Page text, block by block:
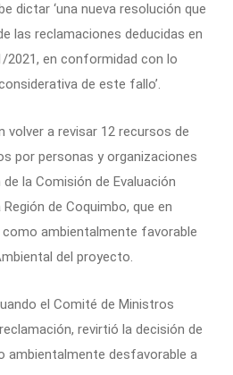
dictar ‘una nueva resolución que
las reclamaciones deducidas en
2021, en conformidad con lo
de este fallo’.
volver a revisar 12 recursos de
por personas y organizaciones
la Comisión de Evaluación
de Coquimbo, que en
ambientalmente favorable
del proyecto.
el Comité de Ministros
revirtió la decisión de
ambientalmente desfavorable a